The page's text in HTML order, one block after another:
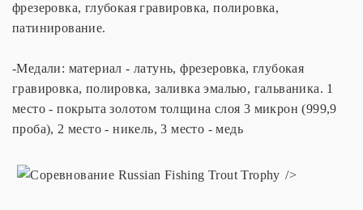
фрезеровка, глубокая гравировка, полировка,
патинирование.
-Медали: материал - латунь, фрезеровка, глубокая
гравировка, полировка, заливка эмалью, гальваника. 1
место - покрыта золотом толщина слоя 3 микрон (999,9
проба), 2 место - никель, 3 место - медь
/>